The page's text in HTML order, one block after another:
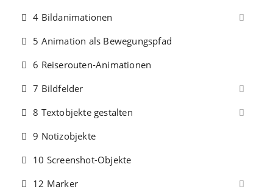
4 Bildanimationen
5 Animation als Bewegungspfad
6 Reiserouten-Animationen
7 Bildfelder
8 Textobjekte gestalten
9 Notizobjekte
10 Screenshot-Objekte
12 Marker